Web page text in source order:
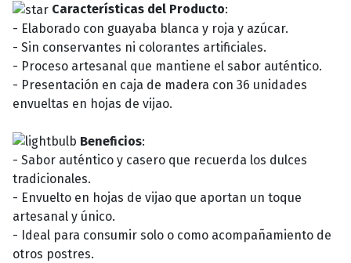
Características del Producto:
- Elaborado con guayaba blanca y roja y azúcar.
- Sin conservantes ni colorantes artificiales.
- Proceso artesanal que mantiene el sabor auténtico.
- Presentación en caja de madera con 36 unidades
envueltas en hojas de vijao.
Beneficios:
- Sabor auténtico y casero que recuerda los dulces
tradicionales.
- Envuelto en hojas de vijao que aportan un toque
artesanal y único.
- Ideal para consumir solo o como acompañamiento de
otros postres.